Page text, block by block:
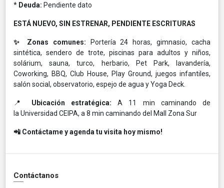
* Deuda: Pendiente dato
ESTÁ NUEVO, SIN ESTRENAR, PENDIENTE ESCRITURAS
✨ Zonas comunes: Portería 24 horas, gimnasio, cacha
sintética, sendero de trote, piscinas para adultos y niños,
solárium, sauna, turco, herbario, Pet Park, lavandería,
Coworking, BBQ, Club House, Play Ground, juegos infantiles,
salón social, observatorio, espejo de agua y Yoga Deck.
📍 Ubicación estratégica: A 11 min caminando de
la Universidad CEIPA, a 8 min caminando del Mall Zona Sur
📲 Contáctame y agenda tu visita hoy mismo!
Contáctanos